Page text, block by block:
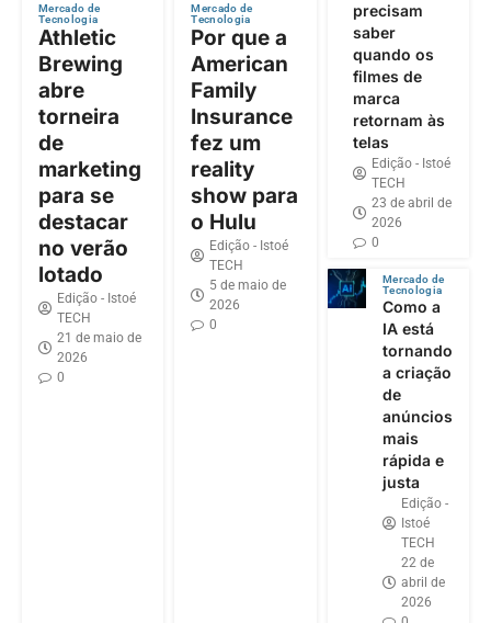
Mercado de
Tecnologia
Athletic
Brewing
abre
torneira
de
marketing
para se
destacar
no verão
lotado
Edição - Istoé
TECH
21 de maio de
2026
0
Mercado de
Tecnologia
Por que a
American
Family
Insurance
fez um
reality
show para
o Hulu
Edição - Istoé
TECH
5 de maio de
2026
0
precisam
saber
quando os
filmes de
marca
retornam às
telas
Edição - Istoé
TECH
23 de abril de
2026
0
Mercado de
Tecnologia
Como a
IA está
tornando
a criação
de
anúncios
mais
rápida e
justa
Edição -
Istoé
TECH
22 de
abril de
2026